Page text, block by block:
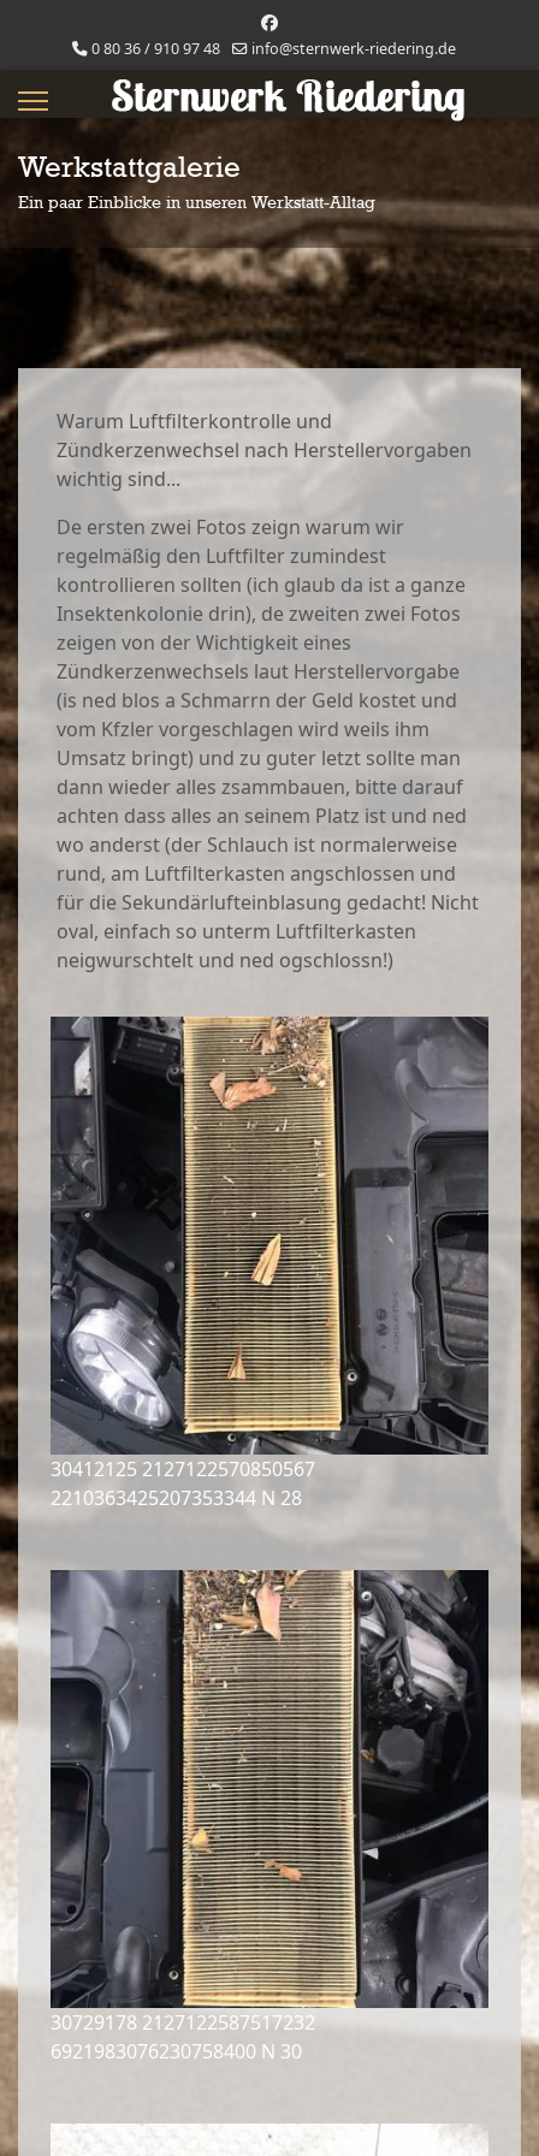
0 80 36 / 910 97 48 info@sternwerk-riedering.de
Werkstattgalerie
Ein paar Einblicke in unseren Werkstatt-Alltag
Warum Luftfilterkontrolle und
Zündkerzenwechsel nach Herstellervorgaben
wichtig sind...
De ersten zwei Fotos zeign warum wir
regelmäßig den Luftfilter zumindest
kontrollieren sollten (ich glaub da ist a ganze
Insektenkolonie drin), de zweiten zwei Fotos
zeigen von der Wichtigkeit eines
Zündkerzenwechsels laut Herstellervorgabe
(is ned blos a Schmarrn der Geld kostet und
vom Kfzler vorgeschlagen wird weils ihm
Umsatz bringt) und zu guter letzt sollte man
dann wieder alles zsammbauen, bitte darauf
achten dass alles an seinem Platz ist und ned
wo anderst (der Schlauch ist normalerweise
rund, am Luftfilterkasten angschlossen und
für die Sekundärlufteinblasung gedacht! Nicht
oval, einfach so unterm Luftfilterkasten
neigwurschtelt und ned ogschlossn!)
30412125 2127122570850567
2210363425207353344 N 28
30729178 2127122587517232
6921983076230758400 N 30